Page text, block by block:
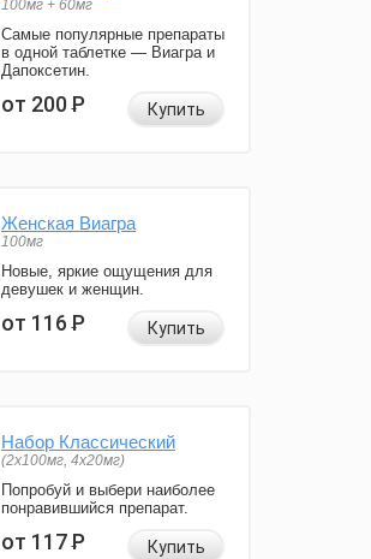
100мг + 60мг
Самые популярные препараты
в одной таблетке — Виагра и
Дапоксетин.
от 200Р Купить
Женская Виагра
100мг
Новые, яркие ощущения для
девушек и женщин.
от 116Р Купить
Набор Классический
(2x100мг, 4x20мг)
Попробуй и выбери наиболее
понравившийся препарат.
от 117Р Купить